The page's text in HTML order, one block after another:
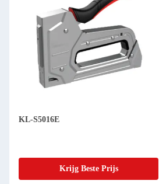
KL-S5016E
Krijg Beste Prijs